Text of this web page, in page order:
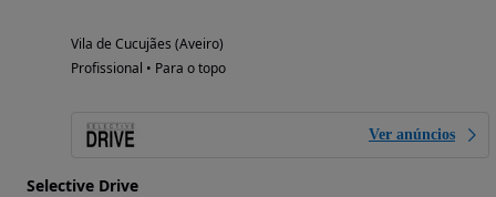
Vila de Cucujães (Aveiro)
Profissional • Para o topo
Ver anúncios
Selective Drive